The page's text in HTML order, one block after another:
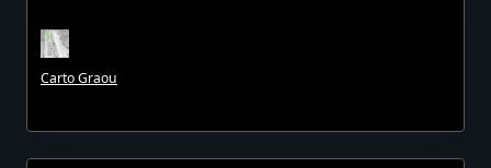
Carto Graou